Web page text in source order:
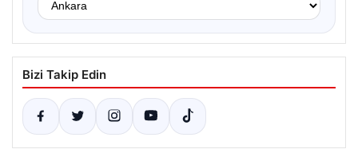
Bizi Takip Edin